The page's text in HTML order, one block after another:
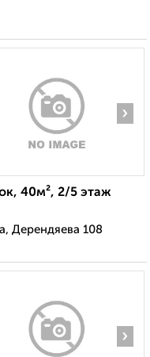
›
40м², 2/5 этаж
Дерендяева 108
›